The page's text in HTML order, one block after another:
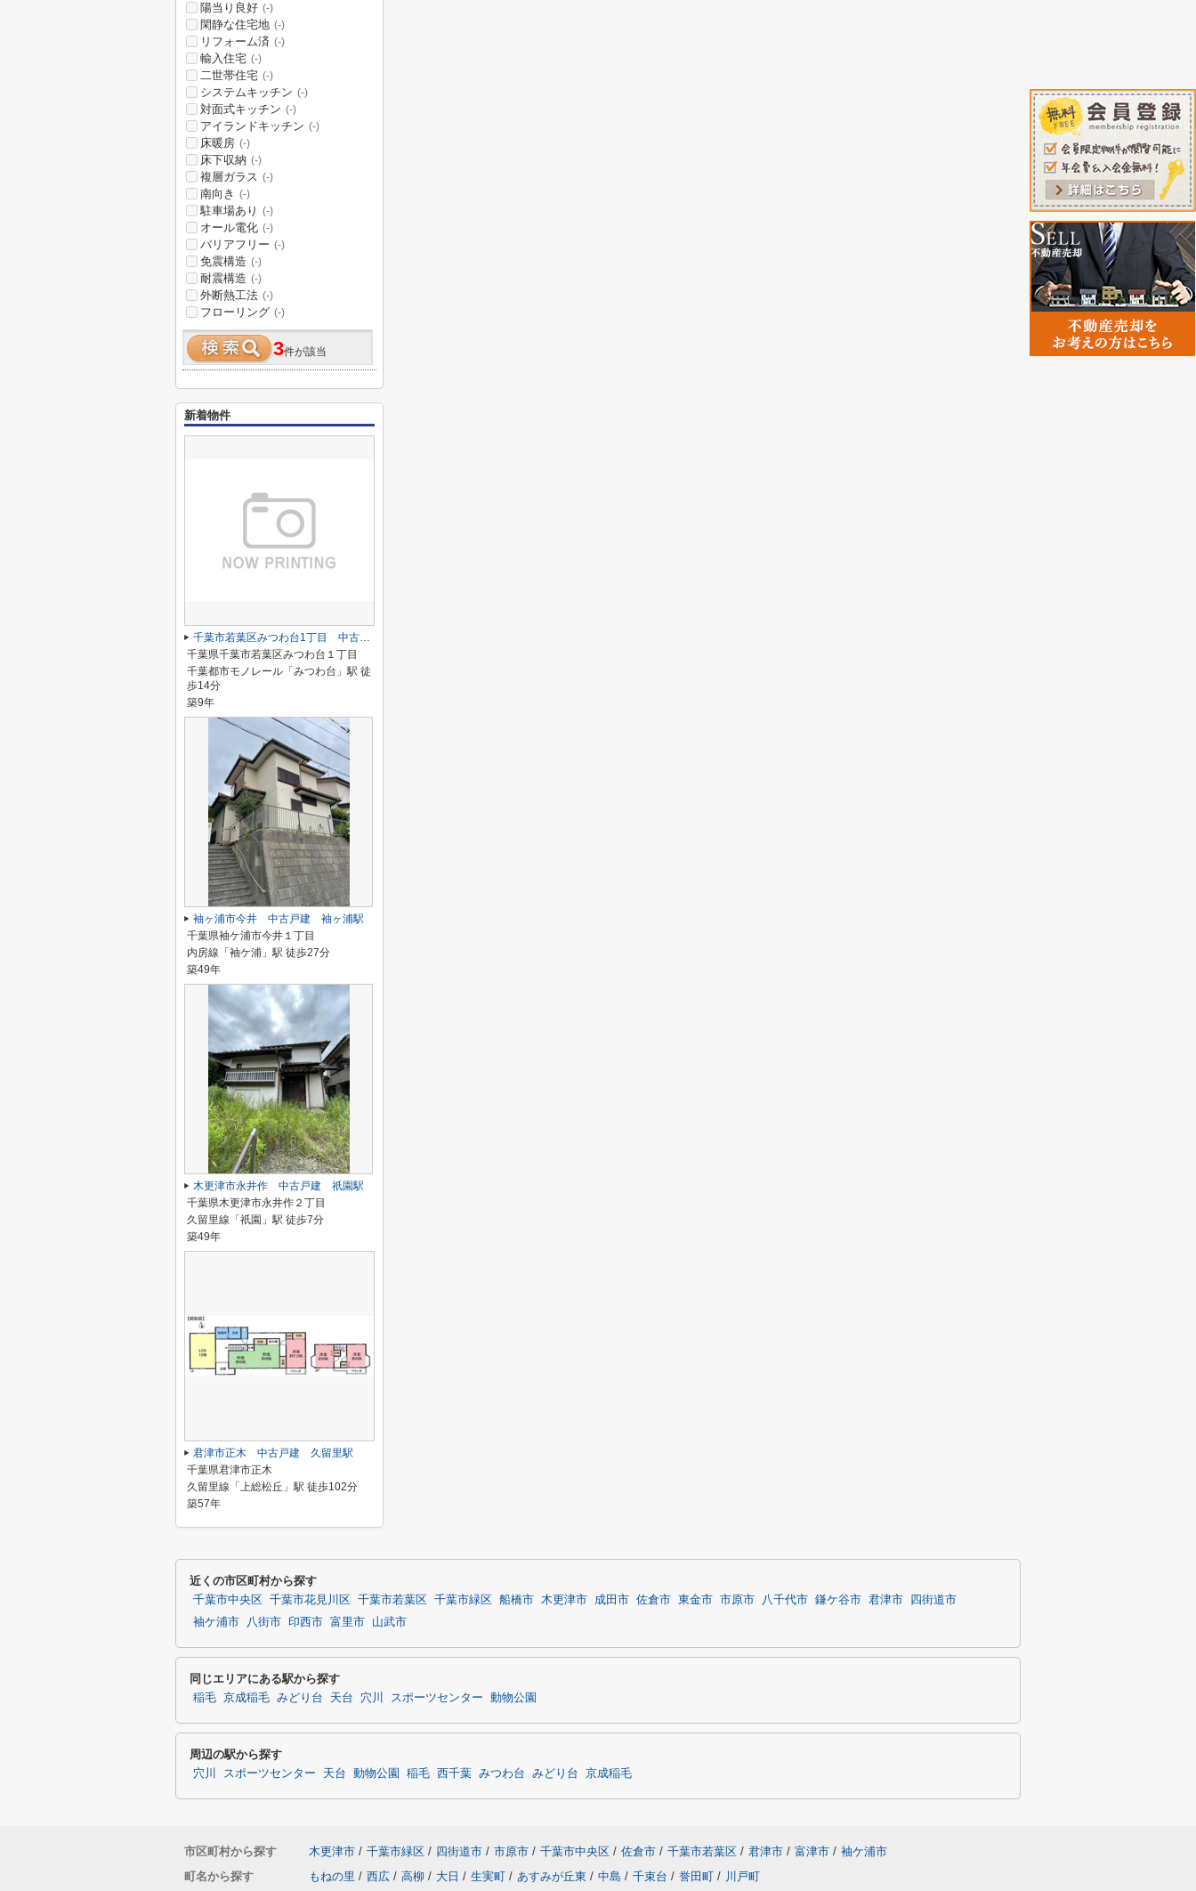
陽当り良好 (-)
閑静な住宅地 (-)
リフォーム済 (-)
輸入住宅 (-)
二世帯住宅 (-)
システムキッチン (-)
対面式キッチン (-)
アイランドキッチン (-)
床暖房 (-)
床下収納 (-)
複層ガラス (-)
南向き (-)
駐車場あり (-)
オール電化 (-)
バリアフリー (-)
免震構造 (-)
耐震構造 (-)
外断熱工法 (-)
フローリング (-)
3件が該当
新着物件
千葉市若葉区みつわ台1丁目 中古戸建
千葉県千葉市若葉区みつわ台１丁目
千葉都市モノレール「みつわ台」駅 徒
歩14分
築9年
袖ヶ浦市今井 中古戸建 袖ヶ浦駅
千葉県袖ケ浦市今井１丁目
内房線「袖ケ浦」駅 徒歩27分
築49年
木更津市永井作 中古戸建 祇園駅
千葉県木更津市永井作２丁目
久留里線「祇園」駅 徒歩7分
築49年
君津市正木 中古戸建 久留里駅
千葉県君津市正木
久留里線「上総松丘」駅 徒歩102分
築57年
近くの市区町村から探す
千葉市中央区 千葉市花見川区 千葉市若葉区 千葉市緑区 船橋市 木更津市 成田市 佐倉市 東金市 市原市 八千代市 鎌ケ谷市 君津市
四街道市
袖ケ浦市
八街市 印西市 富里市 山武市
同じエリアにある駅から探す
稲毛 京成稲毛 みどり台 天台 穴川 スポーツセンター 動物公園
周辺の駅から探す
穴川 スポーツセンター 天台 動物公園 稲毛 西千葉 みつわ台 みどり台 京成稲毛
市区町村から探す 木更津市 / 千葉市緑区 / 四街道市 / 市原市 / 千葉市中央区 / 佐倉市 / 千葉市若葉区 / 君津市 / 富津市 / 袖ケ浦市
町名から探す
もねの里 / 西広 / 高柳 / 大日 / 生実町 / あすみが丘東 / 中島 / 千束台 / 誉田町 / 川戸町